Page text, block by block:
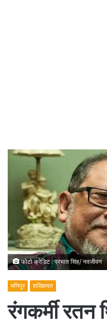
फोटो क्रेडिट : प्रभात सिंह/ नवजीवन
मणिपुर शख्सियत
रंगकर्मी